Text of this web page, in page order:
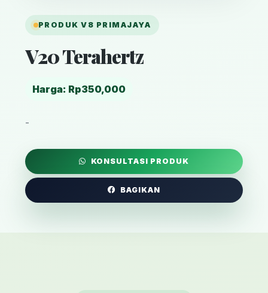
PRODUK V8 PRIMAJAYA
V20 Terahertz
Harga: Rp350,000
-
KONSULTASI PRODUK
BAGIKAN